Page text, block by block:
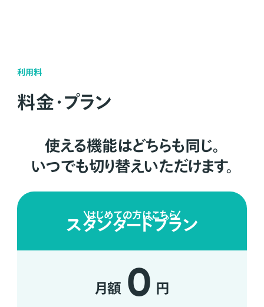
利用料
料金・プラン
使える機能はどちらも同じ。
いつでも切り替えいただけます。
はじめての方はこちら
スタンダードプラン
月額 0 円